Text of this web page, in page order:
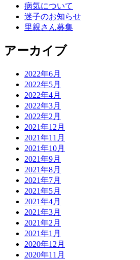
病気について
迷子のお知らせ
里親さん募集
アーカイブ
2022年6月
2022年5月
2022年4月
2022年3月
2022年2月
2021年12月
2021年11月
2021年10月
2021年9月
2021年8月
2021年7月
2021年5月
2021年4月
2021年3月
2021年2月
2021年1月
2020年12月
2020年11月